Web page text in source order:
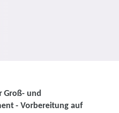
Groß- und
- Vorbereitung auf